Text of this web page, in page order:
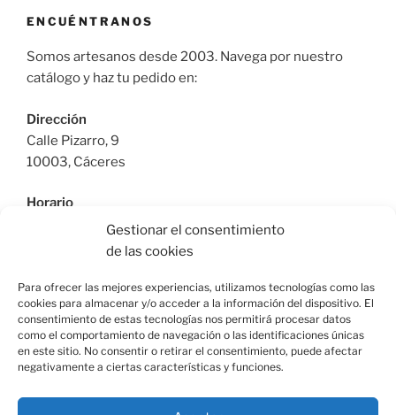
Gestionar el consentimiento
de las cookies
Para ofrecer las mejores experiencias, utilizamos tecnologías como las
cookies para almacenar y/o acceder a la información del dispositivo. El
consentimiento de estas tecnologías nos permitirá procesar datos
como el comportamiento de navegación o las identificaciones únicas
en este sitio. No consentir o retirar el consentimiento, puede afectar
negativamente a ciertas características y funciones.
ENCUÉNTRANOS
Somos artesanos desde 2003. Navega por nuestro
catálogo y haz tu pedido en:
Dirección
Calle Pizarro, 9
10003, Cáceres
Horario
De Lunes a Viernes: 9:30h a 13:30h | 17:30 a 21:00h
Sábado: 10:30h a 14:00h |
Teléfono
615664955